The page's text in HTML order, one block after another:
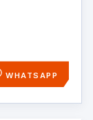
WHATSAPP